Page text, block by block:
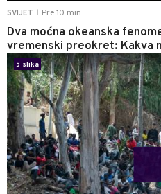
SVIJET Pre 10 min
Dva moćna okeanska
vremenski preokret: Kakva
5 slika